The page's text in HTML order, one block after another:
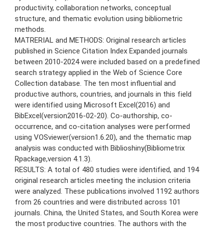
productivity, collaboration networks, conceptual
structure, and thematic evolution using bibliometric
methods.
MATRERIAL and METHODS: Original research articles
published in Science Citation Index Expanded journals
between 2010-2024 were included based on a predefined
search strategy applied in the Web of Science Core
Collection database. The ten most influential and
productive authors, countries, and journals in this field
were identified using Microsoft Excel(2016) and
BibExcel(version2016-02-20). Co-authorship, co-
occurrence, and co-citation analyses were performed
using VOSviewer(version1.6.20), and the thematic map
analysis was conducted with Biblioshiny(Bibliometrix
Rpackage,version 4.1.3).
RESULTS: A total of 480 studies were identified, and 194
original research articles meeting the inclusion criteria
were analyzed. These publications involved 1192 authors
from 26 countries and were distributed across 101
journals. China, the United States, and South Korea were
the most productive countries. The authors with the